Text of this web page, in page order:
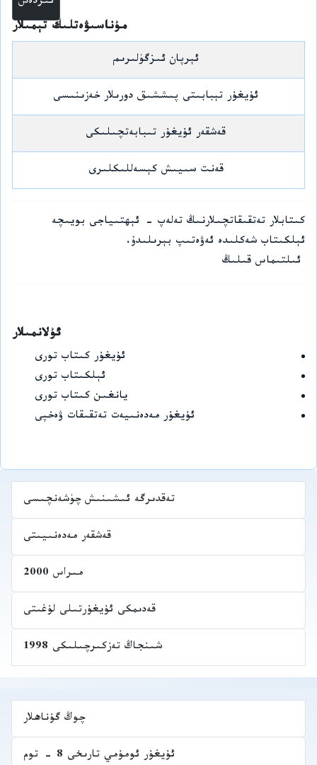
مۇناسىۋەتلىك تېمىلار
ئېرپان ئىزگۈلىرىم
ئۇيغۇر تېبابىتى پىششىق دورىلار خەزىنىسى
قەشقەر ئۇيغۇر تىبابەتچىلىكى
قەنت سىيىش كېسەللىكلىرى
كىتابلار تەتقىقاتچىلارنىڭ تەلەپ - ئېھتىياجى بويىچە
ئېلكىتاب شەكلىدە ئەۋەتىپ بېرىلىدۇ.
ئىلتىماس قىلىڭ
ئۇلانمىلار
ئۇيغۇر كىتاب تورى
ئېلكىتاب تورى
يانغىن كىتاب تورى
ئۇيغۇر مەدەنىيەت تەتقىقات ۋەخپى
تەقدىرگە ئىشىنىش چۈشەنچىسى
قەشقەر مەدەنىيىتى
مىراس 2000
قەدىمكى ئۇيغۇرتىلى لۇغىتى
شىنجاڭ تەزكىرچىلىكى 1998
چوڭ گۇناھلار
ئۇيغۇر ئومۇمي تارىخى 8 - توم